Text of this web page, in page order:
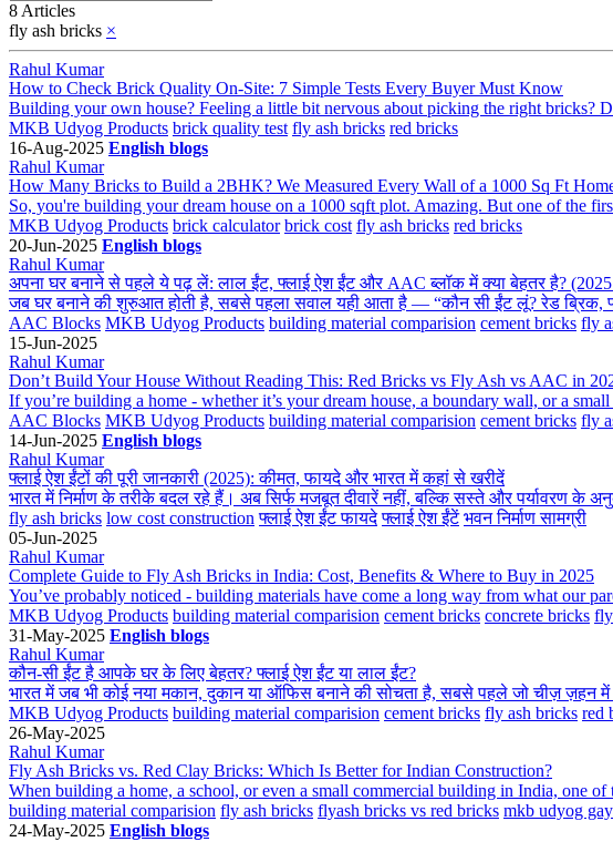
8 Articles
fly ash bricks ×
Rahul Kumar
How to Check Brick Quality On-Site: 7 Simple Tests Every Buyer Must Know
Building your own house? Feeling a little bit nervous about picking the right bricks?
MKB Udyog Products brick quality test fly ash bricks red bricks
16-Aug-2025 English blogs
Rahul Kumar
How Many Bricks to Build a 2BHK? We Measured Every Wall of a 1000 Sq Ft
So, you're building your dream house on a 1000 sqft plot. Amazing. But one of the
MKB Udyog Products brick calculator brick cost fly ash bricks red bricks
20-Jun-2025 English blogs
Rahul Kumar
अपना घर बनाने से पहले ये पढ़ लें: लाल ईंट, फ्लाई ऐश ईंट और AAC ब्लॉक में क्या बेहतर है? (2025
जब घर बनाने की शुरुआत होती है, सबसे पहला सवाल यही आता है — “कौन सी ईंट लूं? रेड ब्रिक,
AAC Blocks MKB Udyog Products building material comparision cement bricks fly
15-Jun-2025
Rahul Kumar
Don’t Build Your House Without Reading This: Red Bricks vs Fly Ash vs AAC in
If you’re building a home - whether it’s your dream house, a boundary wall, or a
AAC Blocks MKB Udyog Products building material comparision cement bricks fly
14-Jun-2025 English blogs
Rahul Kumar
फ्लाई ऐश ईंटों की पूरी जानकारी (2025): कीमत, फायदे और भारत में कहां से खरीदें
भारत में निर्माण के तरीके बदल रहे हैं। अब सिर्फ मजबूत दीवारें नहीं, बल्कि सस्ते और पर्यावरण
fly ash bricks low cost construction फ्लाई ऐश ईंट फायदे फ्लाई ऐश ईंटें भवन निर्माण सामग्री
05-Jun-2025
Rahul Kumar
Complete Guide to Fly Ash Bricks in India: Cost, Benefits & Where to Buy in 2025
You’ve probably noticed - building materials have come a long way from what our
MKB Udyog Products building material comparision cement bricks concrete bricks
31-May-2025 English blogs
Rahul Kumar
कौन-सी ईंट है आपके घर के लिए बेहतर? फ्लाई ऐश ईंट या लाल ईंट?
भारत में जब भी कोई नया मकान, दुकान या ऑफिस बनाने की सोचता है, सबसे पहले जो चीज़ ज़हन
MKB Udyog Products building material comparision cement bricks fly ash bricks red
26-May-2025
Rahul Kumar
Fly Ash Bricks vs. Red Clay Bricks: Which Is Better for Indian Construction?
When building a home, a school, or even a small commercial building in India, one
building material comparision fly ash bricks flyash bricks vs red bricks mkb udyog
24-May-2025 English blogs